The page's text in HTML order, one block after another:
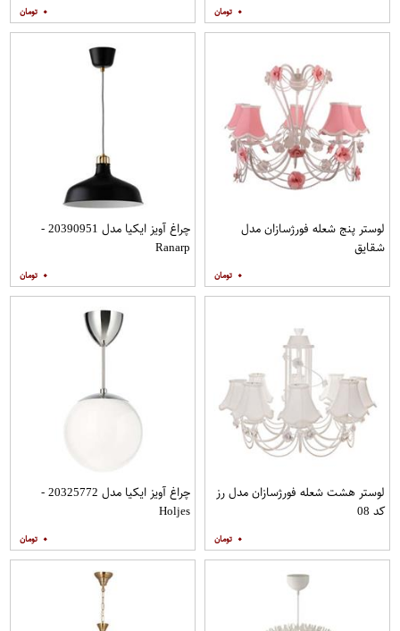
۰ ۰
لوستر پنج شعله فورژسازان مدل
شقایق
۰
چراغ آویز ایکیا مدل 20390951 -
Ranarp
۰
لوستر هشت شعله فورژسازان مدل رز
کد 08
۰
چراغ آویز ایکیا مدل 20325772 -
Holjes
۰